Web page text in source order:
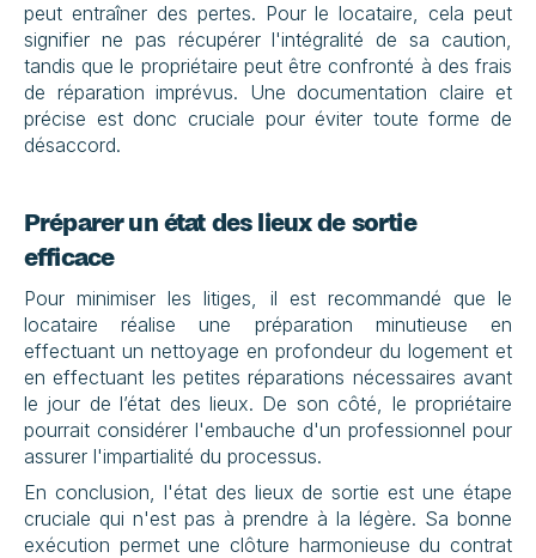
peut entraîner des pertes. Pour le locataire, cela peut
signifier ne pas récupérer l'intégralité de sa caution,
tandis que le propriétaire peut être confronté à des frais
de réparation imprévus. Une documentation claire et
précise est donc cruciale pour éviter toute forme de
désaccord.
Préparer un état des lieux de sortie
efficace
Pour minimiser les litiges, il est recommandé que le
locataire réalise une préparation minutieuse en
effectuant un nettoyage en profondeur du logement et
en effectuant les petites réparations nécessaires avant
le jour de l’état des lieux. De son côté, le propriétaire
pourrait considérer l'embauche d'un professionnel pour
assurer l'impartialité du processus.
En conclusion, l'état des lieux de sortie est une étape
cruciale qui n'est pas à prendre à la légère. Sa bonne
exécution permet une clôture harmonieuse du contrat